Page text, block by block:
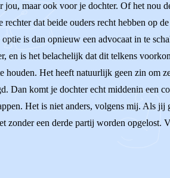
jou, maar ook voor je dochter. Of het
dat beide ouders recht hebben op
is dan opnieuw een advocaat in te
en is het belachelijk dat dit telkens
Het heeft natuurlijk geen zin om
Dan komt je dochter echt middenin een
Het is niet anders, volgens mij. Als
zonder een derde partij worden opgelost.